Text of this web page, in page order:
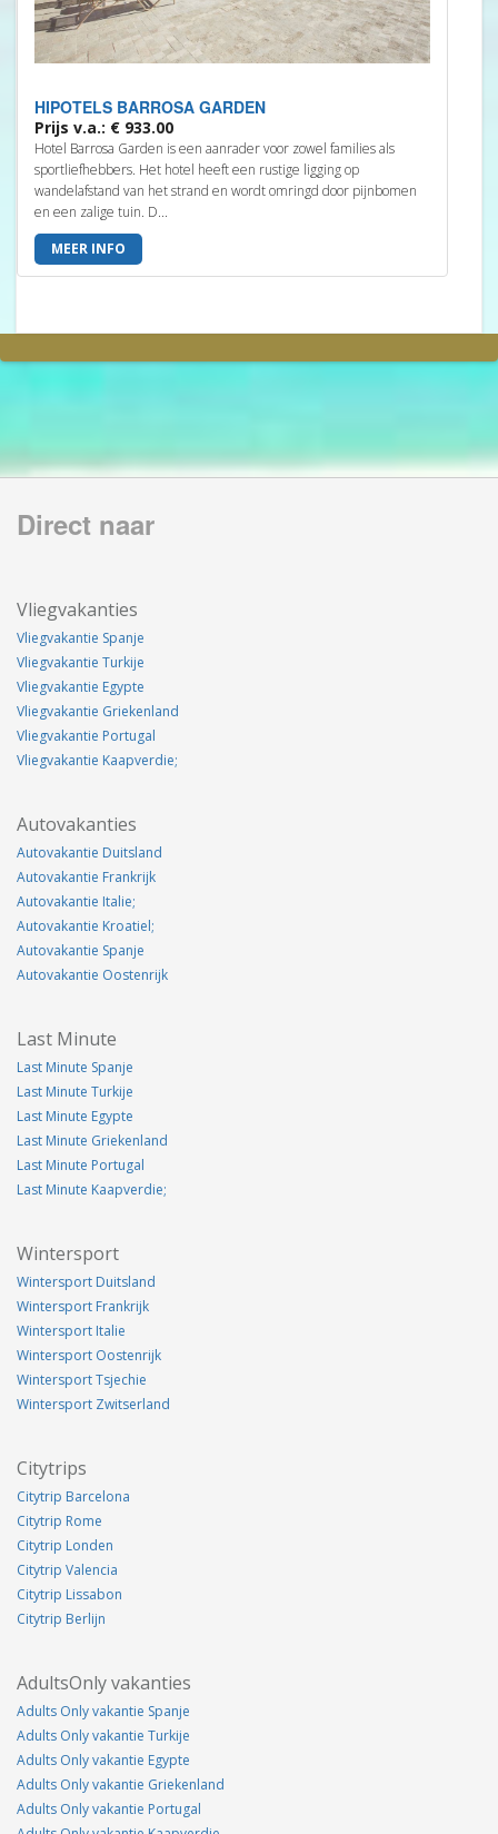
HIPOTELS BARROSA GARDEN
Prijs v.a.: € 933.00
Hotel Barrosa Garden is een aanrader voor zowel families als
sportliefhebbers. Het hotel heeft een rustige ligging op
wandelafstand van het strand en wordt omringd door pijnbomen
en een zalige tuin. D...
MEER INFO
Direct naar
Vliegvakanties
Vliegvakantie Spanje
Vliegvakantie Turkije
Vliegvakantie Egypte
Vliegvakantie Griekenland
Vliegvakantie Portugal
Vliegvakantie Kaapverdie;
Autovakanties
Autovakantie Duitsland
Autovakantie Frankrijk
Autovakantie Italie;
Autovakantie Kroatiel;
Autovakantie Spanje
Autovakantie Oostenrijk
Last Minute
Last Minute Spanje
Last Minute Turkije
Last Minute Egypte
Last Minute Griekenland
Last Minute Portugal
Last Minute Kaapverdie;
Wintersport
Wintersport Duitsland
Wintersport Frankrijk
Wintersport Italie
Wintersport Oostenrijk
Wintersport Tsjechie
Wintersport Zwitserland
Citytrips
Citytrip Barcelona
Citytrip Rome
Citytrip Londen
Citytrip Valencia
Citytrip Lissabon
Citytrip Berlijn
AdultsOnly vakanties
Adults Only vakantie Spanje
Adults Only vakantie Turkije
Adults Only vakantie Egypte
Adults Only vakantie Griekenland
Adults Only vakantie Portugal